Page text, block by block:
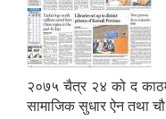
२०७५ चैत्र २४ को द
सामाजिक सुधार ऐन तथा